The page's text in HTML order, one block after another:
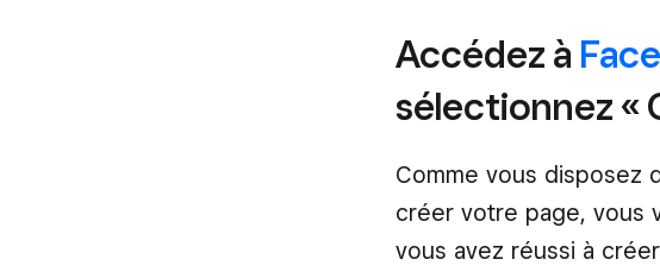
Accédez à
sélectionnez «
Comme vous disposez
créer votre page, vous
vous avez réussi à